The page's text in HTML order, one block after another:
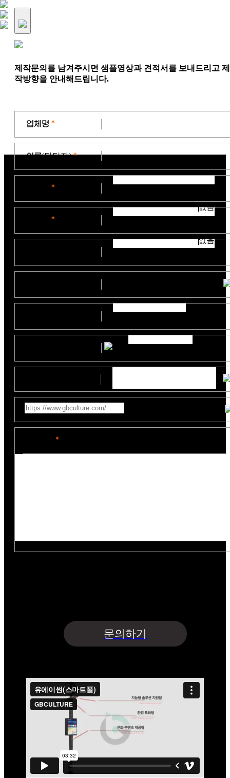
제작문의를 남겨주시면 샘플영상과 견적서를 보내드리고 제
작방향을 안내해드립니다.
업체명 *
이름(담당자) *
*
*
없음
없음
*
문의하기